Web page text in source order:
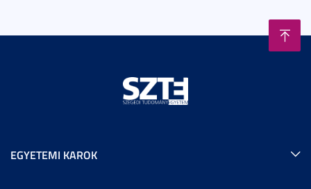
EGYETEMI KAROK